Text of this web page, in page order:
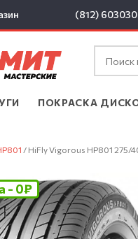
(812)
ПОКРАСКА
/ HiFly Vigorous HP801 275/
- 0₽